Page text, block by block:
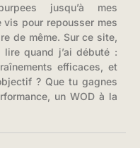
jusqu’à mes
pour repousser mes
de même. Sur ce site,
quand j’ai débuté :
efficaces, et
? Que tu gagnes
un WOD à la